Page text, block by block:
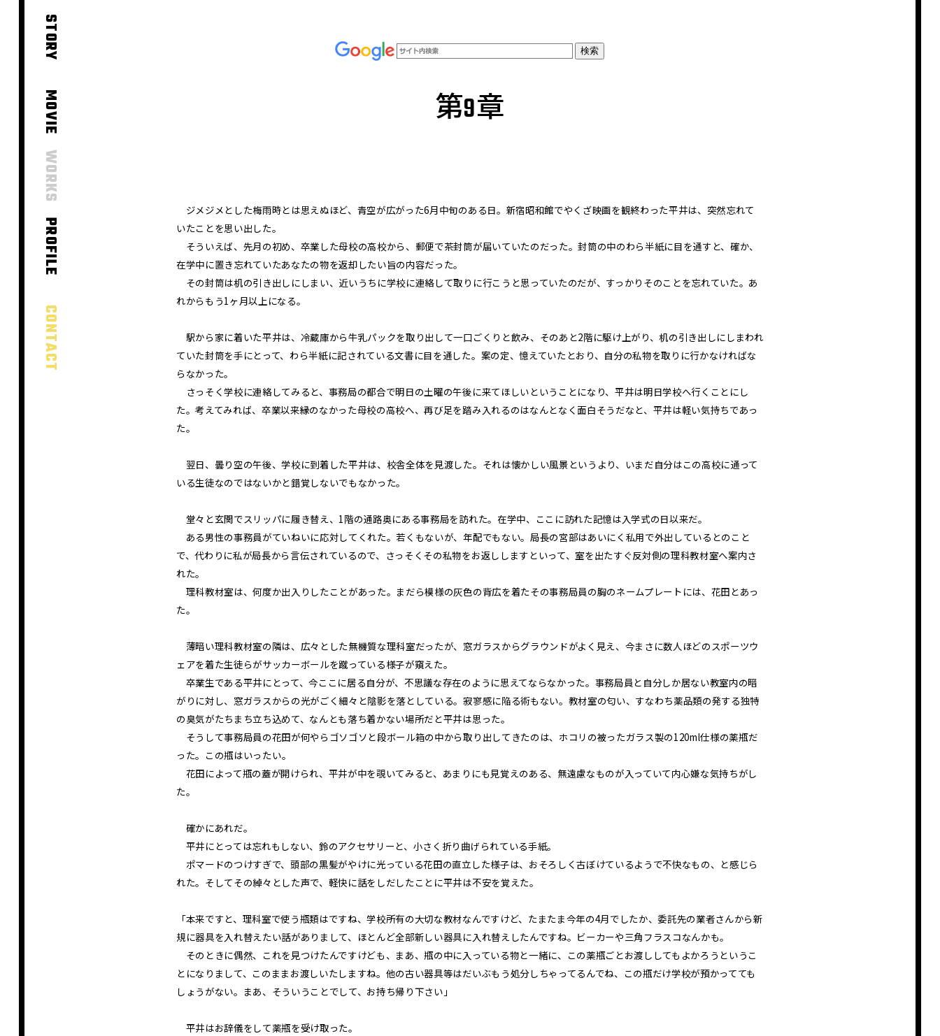
第9章
ジメジメとした梅雨時とは思えぬほど、青空が広がった6月中旬のある日。新宿昭和館でやくざ映画を観終わった平井は、突然忘れて
いたことを思い出した。
そういえば、先月の初め、卒業した母校の高校から、郵便で茶封筒が届いていたのだった。封筒の中のわら半紙に目を通すと、確か、
在学中に置き忘れていたあなたの物を返却したい旨の内容だった。
その封筒は机の引き出しにしまい、近いうちに学校に連絡して取りに行こうと思っていたのだが、すっかりそのことを忘れていた。あ
れからもう1ヶ月以上になる。
駅から家に着いた平井は、冷蔵庫から牛乳パックを取り出して一口ごくりと飲み、そのあと2階に駆け上がり、机の引き出しにしまわれ
ていた封筒を手にとって、わら半紙に記されている文書に目を通した。案の定、憶えていたとおり、自分の私物を取りに行かなければな
らなかった。
さっそく学校に連絡してみると、事務局の都合で明日の土曜の午後に来てほしいということになり、平井は明日学校へ行くことにし
た。考えてみれば、卒業以来縁のなかった母校の高校へ、再び足を踏み入れるのはなんとなく面白そうだなと、平井は軽い気持ちであっ
た。
翌日、曇り空の午後、学校に到着した平井は、校舎全体を見渡した。それは懐かしい風景というより、いまだ自分はこの高校に通って
いる生徒なのではないかと錯覚しないでもなかった。
堂々と玄関でスリッパに履き替え、1階の通路奥にある事務局を訪れた。在学中、ここに訪れた記憶は入学式の日以来だ。
ある男性の事務員がていねいに応対してくれた。若くもないが、年配でもない。局長の宮部はあいにく私用で外出しているとのこと
で、代わりに私が局長から言伝されているので、さっそくその私物をお返ししますといって、室を出たすぐ反対側の理科教材室へ案内さ
れた。
理科教材室は、何度か出入りしたことがあった。まだら模様の灰色の背広を着たその事務局員の胸のネームプレートには、花田とあっ
た。
薄暗い理科教材室の隣は、広々とした無機質な理科室だったが、窓ガラスからグラウンドがよく見え、今まさに数人ほどのスポーツウ
ェアを着た生徒らがサッカーボールを蹴っている様子が窺えた。
卒業生である平井にとって、今ここに居る自分が、不思議な存在のように思えてならなかった。事務局員と自分しか居ない教室内の暗
がりに対し、窓ガラスからの光がごく細々と陰影を落としている。寂寥感に陥る術もない。教材室の匂い、すなわち薬品類の発する独特
の臭気がたちまち立ち込めて、なんとも落ち着かない場所だと平井は思った。
そうして事務局員の花田が何やらゴソゴソと段ボール箱の中から取り出してきたのは、ホコリの被ったガラス製の120ml仕様の薬瓶だ
った。この瓶はいったい――。
花田によって瓶の蓋が開けられ、平井が中を覗いてみると、あまりにも見覚えのある、無遠慮なものが入っていて内心嫌な気持ちがし
た。
確かにあれだ――。
平井にとっては忘れもしない、鈴のアクセサリーと、小さく折り曲げられている手紙。
ポマードのつけすぎで、頭部の黒髪がやけに光っている花田の直立した様子は、おそろしく古ぼけているようで不快なもの、と感じら
れた。そしてその綽々とした声で、軽快に話をしだしたことに平井は不安を覚えた。
「本来ですと、理科室で使う瓶類はですね、学校所有の大切な教材なんですけど、たまたま今年の4月でしたか、委託先の業者さんから新
規に器具を入れ替えたい話がありまして、ほとんど全部新しい器具に入れ替えしたんですね。ビーカーや三角フラスコなんかも。
そのときに偶然、これを見つけたんですけども、まあ、瓶の中に入っている物と一緒に、この薬瓶ごとお渡ししてもよかろうというこ
とになりまして、このままお渡しいたしますね。他の古い器具等はだいぶもう処分しちゃってるんでね、この瓶だけ学校が預かってても
しょうがない。まあ、そういうことでして、お持ち帰り下さい」
平井はお辞儀をして薬瓶を受け取った。
STORY
MOVIE
WORKS
PROFILE
CONTACT